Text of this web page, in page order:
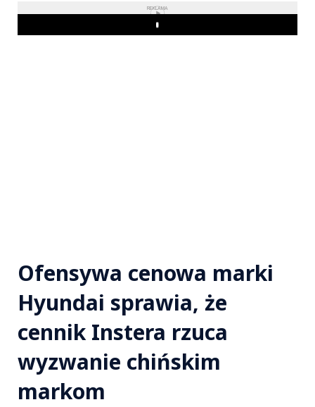
REKLAMA
Play
Ofensywa cenowa marki
Hyundai sprawia, że
cennik Instera rzuca
wyzwanie chińskim
markom